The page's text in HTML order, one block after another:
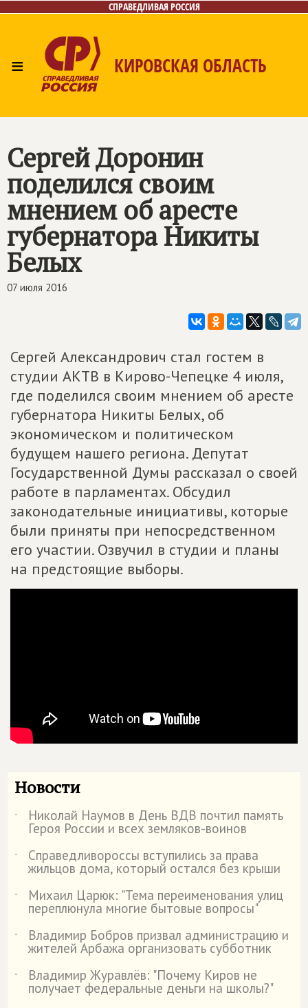
СПРАВЕДЛИВАЯ РОССИЯ
≡ КИРОВСКАЯ ОБЛАСТЬ
Сергей Доронин
поделился своим
мнением об аресте
губернатора Никиты
Белых
07 июля 2016
Сергей Александрович стал гостем в
студии АКТВ в Кирово-Чепецке 4 июля,
где поделился своим мнением об аресте
губернатора Никиты Белых, об
экономическом и политическом
будущем нашего региона. Депутат
Государственной Думы рассказал о своей
работе в парламентах. Обсудил
законодательные инициативы, которые
были приняты при непосредственном
его участии. Озвучил в студии и планы
на предстоящие выборы.
Новости
˙ Николай Наумов в День ВДВ почтил память
Героя России и всех земляков-воинов
˙
Справедливороссы вступились за права
жильцов дома, который остался без крыши
˙
Михаил Царюк: "Тема переименования улиц
переплюнула многие бытовые вопросы"
˙
Владимир Бобров призвал администрацию и
жителей Арбажа организовать субботник
˙
Владимир Журавлёв: "Почему Киров не
получает федеральные деньги на школы?"